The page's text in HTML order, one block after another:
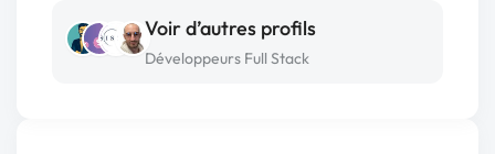
Voir d’autres profils
Développeurs Full Stack